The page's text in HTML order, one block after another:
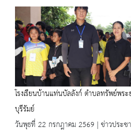
โรงเรียนบ้านแท่นบัลลังก์ ตำบลทรัพย์พร
บุรีรัมย์
วันพุธที่ 22 กรกฎาคม 2569 | ข่าวประช